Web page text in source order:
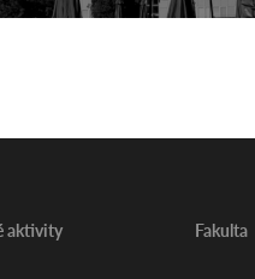
aktivity Fakulta